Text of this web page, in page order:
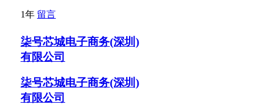
1年 留言
柒号芯城电子商务(深圳)
有限公司
柒号芯城电子商务(深圳)
有限公司